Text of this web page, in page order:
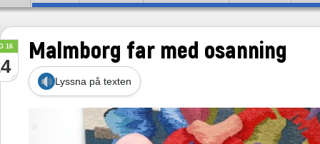
Malmborg far med osanning
16
Lyssna på texten